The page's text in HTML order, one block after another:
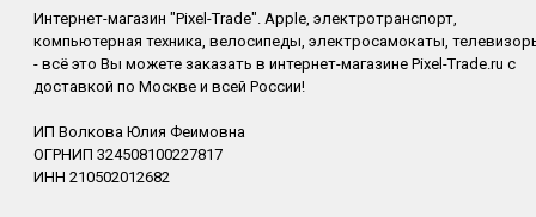
Интернет-магазин "Pixel-Trade". Apple, электротранспорт,
компьютерная техника, велосипеды, электросамокаты,
- всё это Вы можете заказать в интернет-магазине Pixel-Trade.ru с
доставкой по Москве и всей России!
ИП Волкова Юлия Феимовна
ОГРНИП 324508100227817
ИНН 210502012682